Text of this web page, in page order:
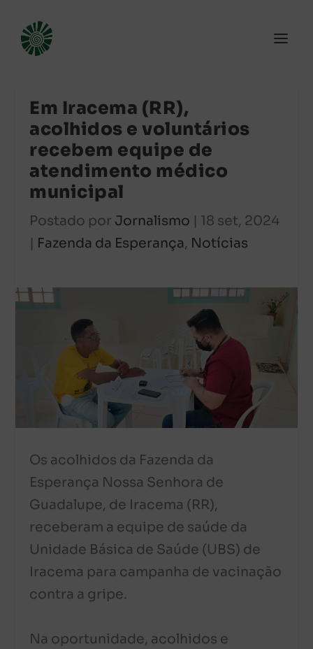
Em Iracema (RR),
acolhidos e voluntários
recebem equipe de
atendimento médico
municipal
Postado por Jornalismo | 18 set, 2024
| Fazenda da Esperança, Notícias
Os acolhidos da Fazenda da
Esperança Nossa Senhora de
Guadalupe, de Iracema (RR),
receberam a equipe de saúde da
Unidade Básica de Saúde (UBS) de
Iracema para campanha de vacinação
contra a gripe.
Na oportunidade, acolhidos e